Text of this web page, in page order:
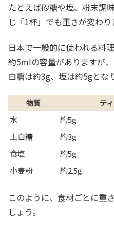
たとえば砂糖や塩、粉末調
じ「1杯」でも重さが変わり
日本で一般的に使われる料
約5mlの容量がありますが
白糖は約3g、塩は約5gとな
物質 テ
水
約5g
上白糖
約3g
食塩
約5g
小麦粉
約2.5g
このように、食材ごとに重
しょう。